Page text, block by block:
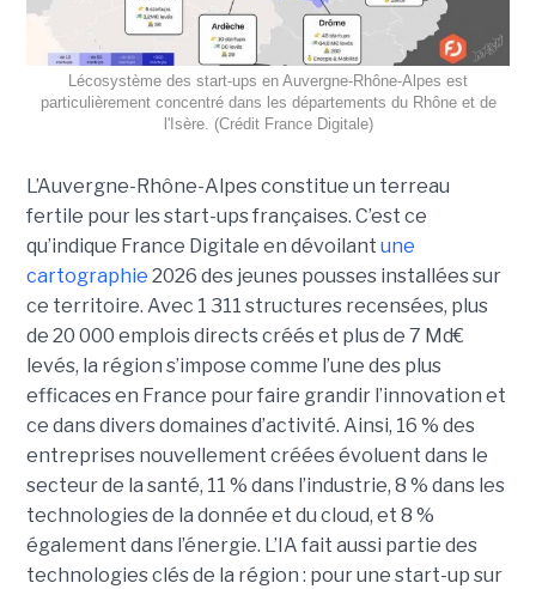
Lécosystème des start-ups en Auvergne-Rhône-Alpes est
particulièrement concentré dans les départements du Rhône et de
l'Isère. (Crédit France Digitale)
L’Auvergne-Rhône-Alpes constitue un terreau
fertile pour les start-ups françaises. C’est ce
qu’indique France Digitale en dévoilant une
cartographie 2026 des jeunes pousses installées sur
ce territoire. Avec 1 311 structures recensées, plus
de 20 000 emplois directs créés et plus de 7 Md€
levés, la région s’impose comme l’une des plus
efficaces en France pour faire grandir l’innovation et
ce dans divers domaines d’activité. Ainsi, 16 % des
entreprises nouvellement créées évoluent dans le
secteur de la santé, 11 % dans l’industrie, 8 % dans les
technologies de la donnée et du cloud, et 8 %
également dans l’énergie. L’IA fait aussi partie des
technologies clés de la région : pour une start-up sur